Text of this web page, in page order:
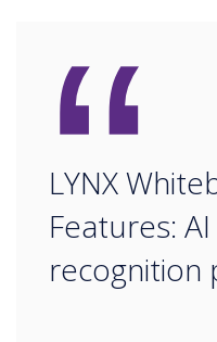
“
LYNX
Features:
recognition